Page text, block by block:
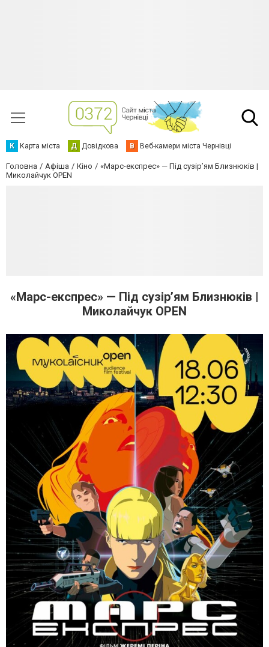
К Карта міста Д Довідкова В Веб-камери міста Чернівці
Головна Афіша Кіно
«Марс-експрес» — Під сузір’ям Близнюків |
Миколайчук OPEN
«Марс-експрес» — Під сузір’ям Близнюків |
Миколайчук OPEN